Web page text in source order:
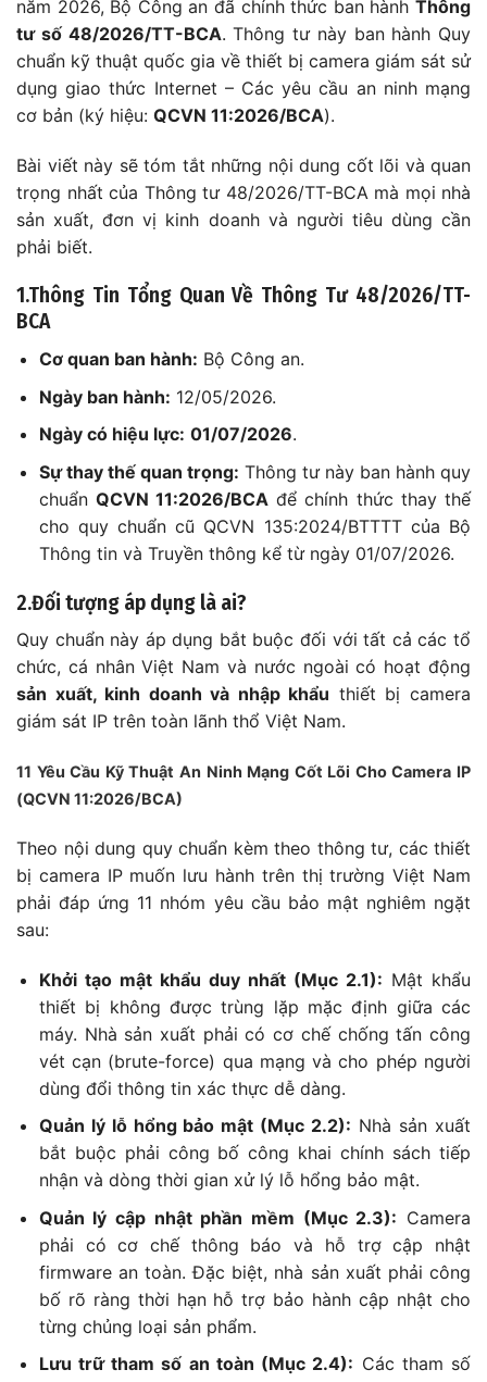
năm 2026, Bộ Công an đã chính thức ban hành Thông
tư số 48/2026/TT-BCA. Thông tư này ban hành Quy
chuẩn kỹ thuật quốc gia về thiết bị camera giám sát sử
dụng giao thức Internet – Các yêu cầu an ninh mạng
cơ bản (ký hiệu: QCVN 11:2026/BCA).
Bài viết này sẽ tóm tắt những nội dung cốt lõi và quan
trọng nhất của Thông tư 48/2026/TT-BCA mà mọi nhà
sản xuất, đơn vị kinh doanh và người tiêu dùng cần
phải biết.
1.Thông Tin Tổng Quan Về Thông Tư 48/2026/TT-
BCA
Cơ quan ban hành: Bộ Công an.
Ngày ban hành: 12/05/2026.
Ngày có hiệu lực: 01/07/2026.
Sự thay thế quan trọng: Thông tư này ban hành quy
chuẩn QCVN 11:2026/BCA để chính thức thay thế
cho quy chuẩn cũ QCVN 135:2024/BTTTT của Bộ
Thông tin và Truyền thông kể từ ngày 01/07/2026.
2.Đối tượng áp dụng là ai?
Quy chuẩn này áp dụng bắt buộc đối với tất cả các tổ
chức, cá nhân Việt Nam và nước ngoài có hoạt động
sản xuất, kinh doanh và nhập khẩu thiết bị camera
giám sát IP trên toàn lãnh thổ Việt Nam.
11 Yêu Cầu Kỹ Thuật An Ninh Mạng Cốt Lõi Cho Camera IP
(QCVN 11:2026/BCA)
Theo nội dung quy chuẩn kèm theo thông tư, các thiết
bị camera IP muốn lưu hành trên thị trường Việt Nam
phải đáp ứng 11 nhóm yêu cầu bảo mật nghiêm ngặt
sau:
Khởi tạo mật khẩu duy nhất (Mục 2.1): Mật khẩu
thiết bị không được trùng lặp mặc định giữa các
máy. Nhà sản xuất phải có cơ chế chống tấn công
vét cạn (brute-force) qua mạng và cho phép người
dùng đổi thông tin xác thực dễ dàng.
Quản lý lỗ hổng bảo mật (Mục 2.2): Nhà sản xuất
bắt buộc phải công bố công khai chính sách tiếp
nhận và dòng thời gian xử lý lỗ hổng bảo mật.
Quản lý cập nhật phần mềm (Mục 2.3): Camera
phải có cơ chế thông báo và hỗ trợ cập nhật
firmware an toàn. Đặc biệt, nhà sản xuất phải công
bố rõ ràng thời hạn hỗ trợ bảo hành cập nhật cho
từng chủng loại sản phẩm.
Lưu trữ tham số an toàn (Mục 2.4): Các tham số